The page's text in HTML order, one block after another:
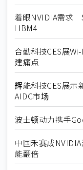
着眼NVIDIA需求
HBM4
合勤科技CES展
建痛点
辉能科技CES展
AIDC市场
波士顿动力携手
中国禾赛成
能翻倍